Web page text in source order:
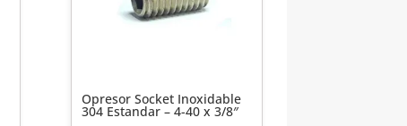
Opresor Socket Inoxidable
304 Estandar – 4-40 x 3/8″